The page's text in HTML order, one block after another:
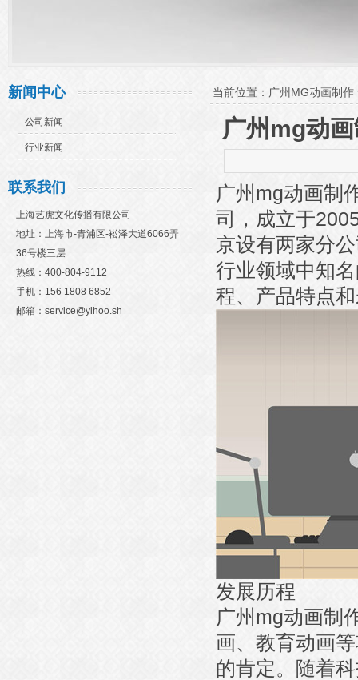
新闻中心
公司新闻
行业新闻
联系我们
上海艺虎文化传播有限公司
地址：上海市-青浦区-崧泽大道6066弄
36号楼三层
热线：400-804-9112
手机：156 1808 6852
邮箱：service@yihoo.sh
当前位置： 广州MG动画制作
广州mg动
广州mg动画制
司，成立于
京设有两家分
行业领域中知
程、产品特点
发展历程
广州mg动画制
画、教育动画
的肯定。随着